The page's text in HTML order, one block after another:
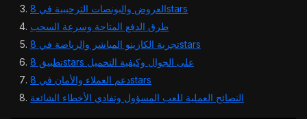
العروض والبونصات الترحيبية في 8stars
طرق الدفع المتاحة وسرعة السحب
تجربة الكازينو المباشر والرياضة في 8stars
تطبيق 8stars على الجوال وكيفية التحميل
دعم العملاء والأمان في 8stars
النصائح العملية للعب المسؤول وتفادي الأخطاء الشائعة